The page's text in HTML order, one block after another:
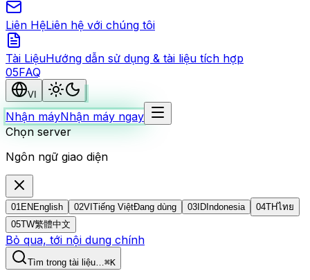
Liên HệLiên hệ với chúng tôi
Tài LiệuHướng dẫn sử dụng & tài liệu tích hợp
05FAQ
VI
Nhận máyNhận máy ngay
Chọn server
Ngôn ngữ giao diện
01EN English 02VI Tiếng ViệtĐang dùng 03 ID Indonesia 04THไทย
05TW繁體中文
Bỏ qua, tới nội dung chính
Tìm trong tài liệu…⌘K